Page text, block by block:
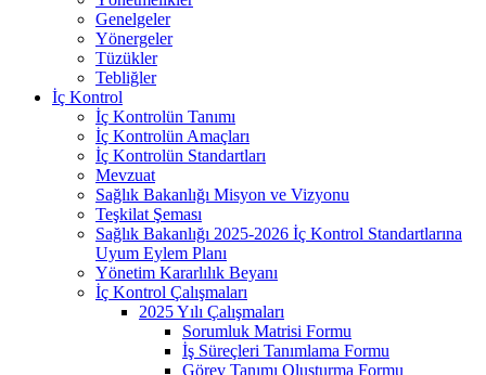
Genelgeler
Yönergeler
Tüzükler
Tebliğler
İç Kontrol
İç Kontrolün Tanımı
İç Kontrolün Amaçları
İç Kontrolün Standartları
Mevzuat
Sağlık Bakanlığı Misyon ve Vizyonu
Teşkilat Şeması
Sağlık Bakanlığı 2025-2026 İç Kontrol Standartlarına
Uyum Eylem Planı
Yönetim Kararlılık Beyanı
İç Kontrol Çalışmaları
2025 Yılı Çalışmaları
Sorumluk Matrisi Formu
İş Süreçleri Tanımlama Formu
Görev Tanımı Oluşturma Formu